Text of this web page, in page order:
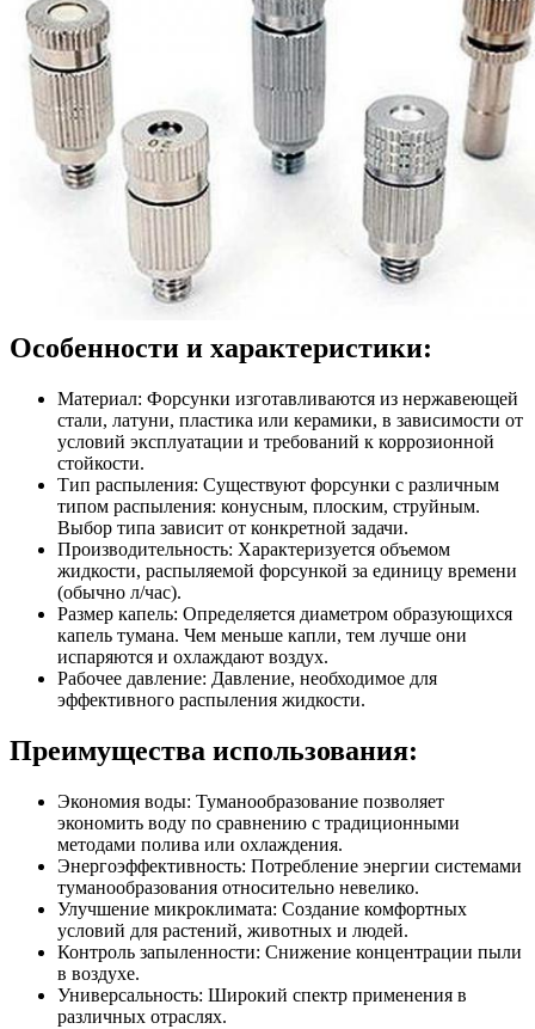
Особенности и характеристики:
Материал: Форсунки изготавливаются из нержавеющей
стали, латуни, пластика или керамики, в зависимости от
условий эксплуатации и требований к коррозионной
стойкости.
Тип распыления: Существуют форсунки с различным
типом распыления: конусным, плоским, струйным.
Выбор типа зависит от конкретной задачи.
Производительность: Характеризуется объемом
жидкости, распыляемой форсункой за единицу времени
(обычно л/час).
Размер капель: Определяется диаметром образующихся
капель тумана. Чем меньше капли, тем лучше они
испаряются и охлаждают воздух.
Рабочее давление: Давление, необходимое для
эффективного распыления жидкости.
Преимущества использования:
Экономия воды: Туманообразование позволяет
экономить воду по сравнению с традиционными
методами полива или охлаждения.
Энергоэффективность: Потребление энергии системами
туманообразования относительно невелико.
Улучшение микроклимата: Создание комфортных
условий для растений, животных и людей.
Контроль запыленности: Снижение концентрации пыли
в воздухе.
Универсальность: Широкий спектр применения в
различных отраслях.